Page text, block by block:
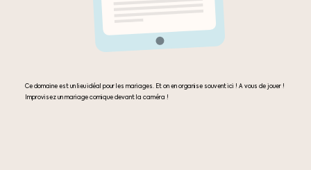
Ce domaine est un lieu idéal pour les mariages. Et on en organise souvent ici ! A vous de jouer !
Improvisez un mariage comique devant la caméra !